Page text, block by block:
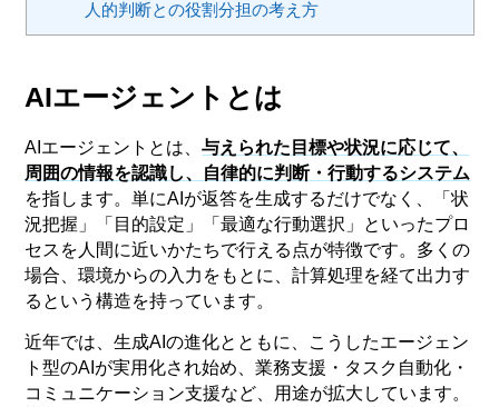
人的判断との役割分担の考え方
AIエージェントとは
AIエージェントとは、与えられた目標や状況に応じて、
周囲の情報を認識し、自律的に判断・行動するシステム
を指します。単にAIが返答を生成するだけでなく、「状
況把握」「目的設定」「最適な行動選択」といったプロ
セスを人間に近いかたちで行える点が特徴です。多くの
場合、環境からの入力をもとに、計算処理を経て出力す
るという構造を持っています。
近年では、生成AIの進化とともに、こうしたエージェン
ト型のAIが実用化され始め、業務支援・タスク自動化・
コミュニケーション支援など、用途が拡大しています。